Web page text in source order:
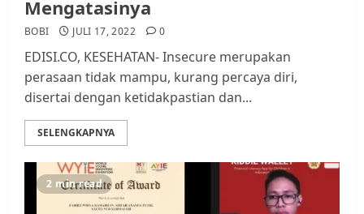
Mengatasinya
BOBI JULI 17, 2022 0
EDISI.CO, KESEHATAN- Insecure merupakan
perasaan tidak mampu, kurang percaya diri,
disertai dengan ketidakpastian dan...
SELENGKAPNYA
2 min read